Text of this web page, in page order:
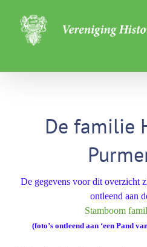
inhoud
De familie
De gegevens voor dit overzicht
ontleend aan
Stamboom
(foto’s ontleend aan ‘een Pand